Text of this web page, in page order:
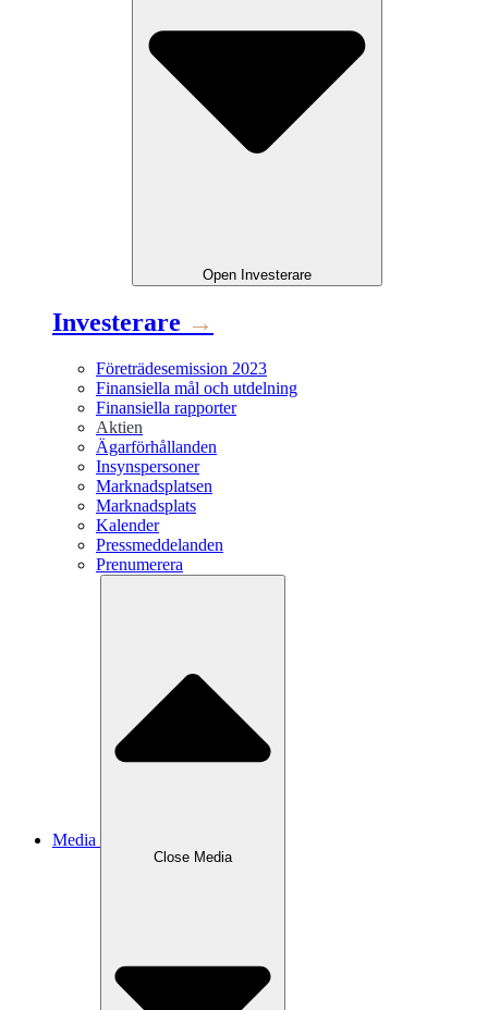
Open Investerare
Investerare →
Företrädesemission 2023
Finansiella mål och utdelning
Finansiella rapporter
Aktien
Ägarförhållanden
Insynspersoner
Marknadsplatsen
Marknadsplats
Kalender
Pressmeddelanden
Prenumerera
Media
Close Media